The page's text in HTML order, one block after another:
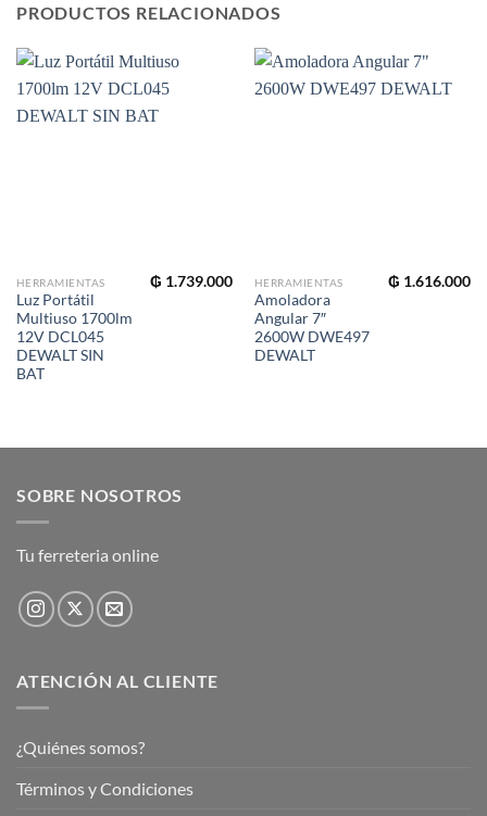
PRODUCTOS RELACIONADOS
HERRAMIENTAS
Luz Portátil
Multiuso 1700lm
12V DCL045
DEWALT SIN
BAT
₲ 1.739.000 HERRAMIENTAS
Amoladora
Angular 7″
2600W DWE497
DEWALT
₲ 1.616.000
SOBRE NOSOTROS
Tu ferreteria online
ATENCIÓN AL CLIENTE
¿Quiénes somos?
Términos y Condiciones